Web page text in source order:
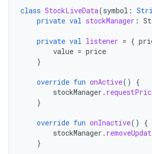
class StockLiveData(symbol :
private val stockManager :
private val listener = {
value = price
}
override fun onActive()
{
stockManager .
}
override fun onInactive()
{
stockManager .
}